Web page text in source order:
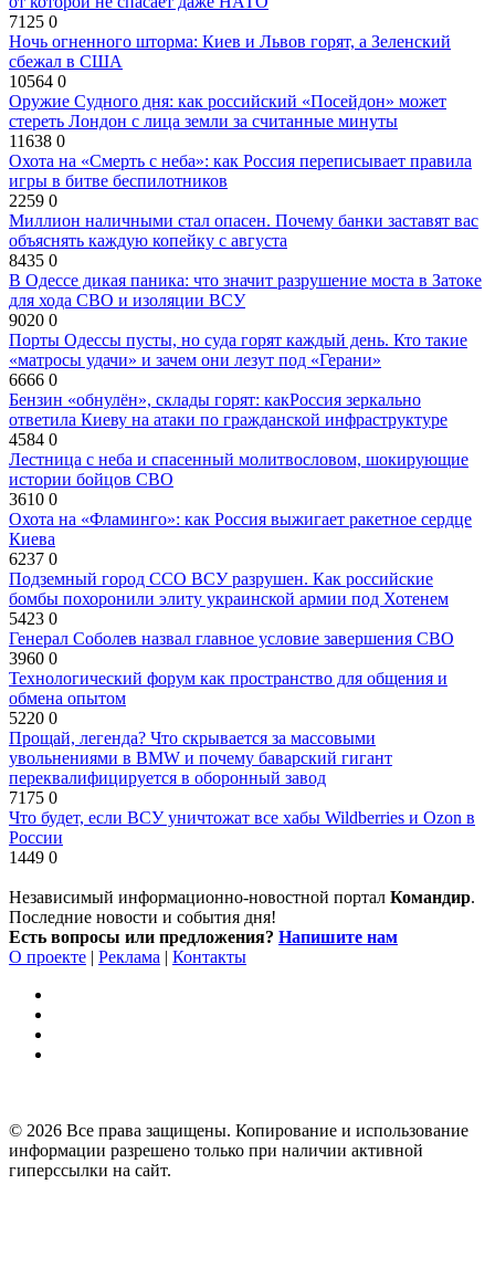
7125 0
Ночь огненного шторма: Киев и Львов горят, а Зеленский
сбежал в США
10564 0
Оружие Судного дня: как российский «Посейдон» может
стереть Лондон с лица земли за считанные минуты
11638 0
Охота на «Смерть с неба»: как Россия переписывает правила
игры в битве беспилотников
2259 0
Миллион наличными стал опасен. Почему банки заставят вас
объяснять каждую копейку с августа
8435 0
В Одессе дикая паника: что значит разрушение моста в Затоке
для хода СВО и изоляции ВСУ
9020 0
Порты Одессы пусты, но суда горят каждый день. Кто такие
«матросы удачи» и зачем они лезут под «Герани»
6666 0
Бензин «обнулён», склады горят: какРоссия зеркально
ответила Киеву на атаки по гражданской инфраструктуре
4584 0
Лестница с неба и спасенный молитвословом, шокирующие
истории бойцов СВО
3610 0
Охота на «Фламинго»: как Россия выжигает ракетное сердце
Киева
6237 0
Подземный город ССО ВСУ разрушен. Как российские
бомбы похоронили элиту украинской армии под Хотенем
5423 0
Генерал Соболев назвал главное условие завершения СВО
3960 0
Технологический форум как пространство для общения и
обмена опытом
5220 0
Прощай, легенда? Что скрывается за массовыми
увольнениями в BMW и почему баварский гигант
переквалифицируется в оборонный завод
7175 0
Что будет, если ВСУ уничтожат все хабы Wildberries и Ozon в
России
1449 0
Независимый информационно-новостной портал Командир.
Последние новости и события дня!
Есть вопросы или предложения? Напишите нам
О проекте | Реклама | Контакты
© 2026 Все права защищены. Копирование и использование
информации разрешено только при наличии активной
гиперссылки на сайт.